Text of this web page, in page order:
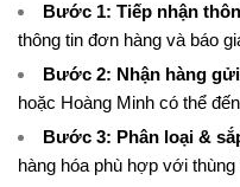
Bước 1: Tiếp nhận
thông tin đơn hàng và báo
Bước 2: Nhận hàng
hoặc Hoàng Minh có thể
Bước 3: Phân loại &
hàng hóa phù hợp với